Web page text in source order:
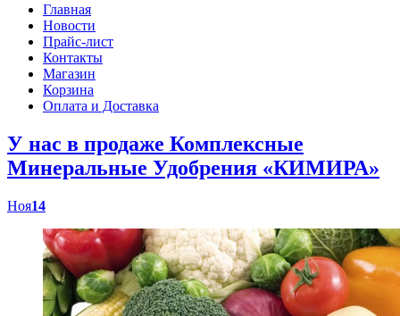
Главная
Новости
Прайс-лист
Контакты
Магазин
Корзина
Оплата и Доставка
У нас в продаже Комплексные
Минеральные Удобрения «КИМИРА»
Ноя14